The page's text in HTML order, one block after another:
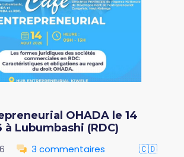
OHADA le 14
Lubumbashi (RDC)
3 commentaires
🇨🇩